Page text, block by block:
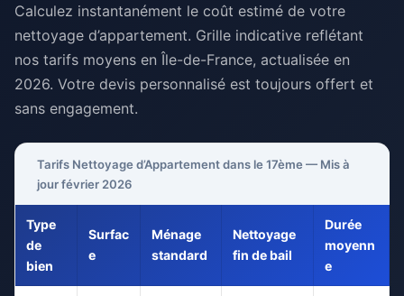
Calculez instantanément le coût estimé de votre
nettoyage d’appartement. Grille indicative reflétant
nos tarifs moyens en Île-de-France, actualisée en
2026. Votre devis personnalisé est toujours offert et
sans engagement.
Tarifs Nettoyage d’Appartement dans le 17ème — Mis à
jour février 2026
Type
de
bien
Surfac
e
Ménage
standard
Nettoyage
fin de bail
Durée
moyenn
e